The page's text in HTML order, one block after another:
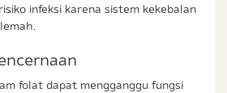
infeksi karena sistem kekebalan
folat dapat mengganggu fungsi